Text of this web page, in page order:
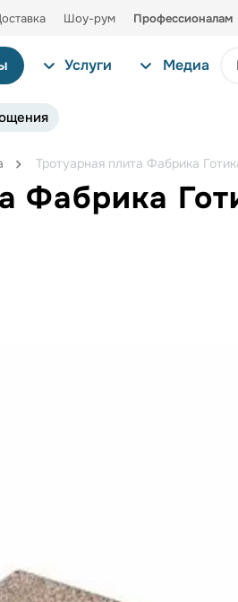
Шоу-рум Профессионалам
Услуги Медиа
Тротуарная плита Фабрика
Фабрика